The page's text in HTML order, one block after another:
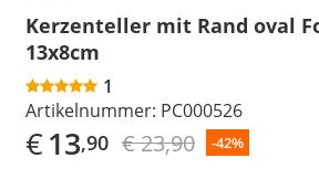
Kerzenteller mit Rand oval
13x8cm
1
Artikelnummer: PC000526
€13,90 € 23,90 -42%